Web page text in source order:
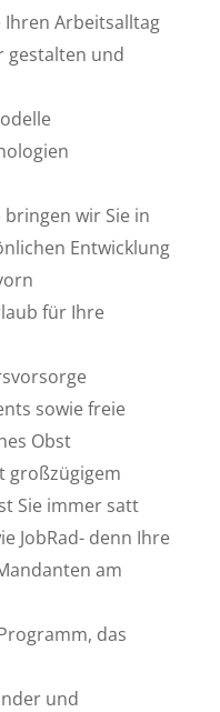
Ihren Arbeitsalltag
gestalten und
wir Sie in
Entwicklung
für Ihre
sowie freie
Obst
großzügigem
Sie immer satt
JobRad- denn Ihre
am
das
und